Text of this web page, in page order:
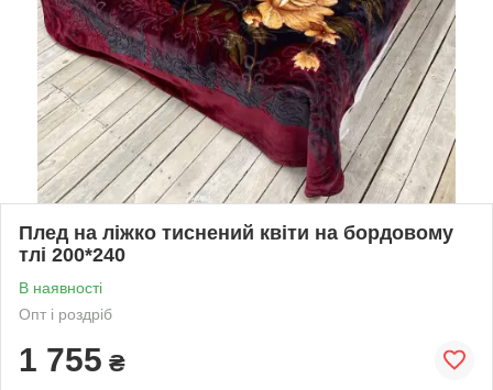
Плед на ліжко тиснений квіти на бордовому
тлі 200*240
В наявності
Опт і роздріб
1 755 ₴